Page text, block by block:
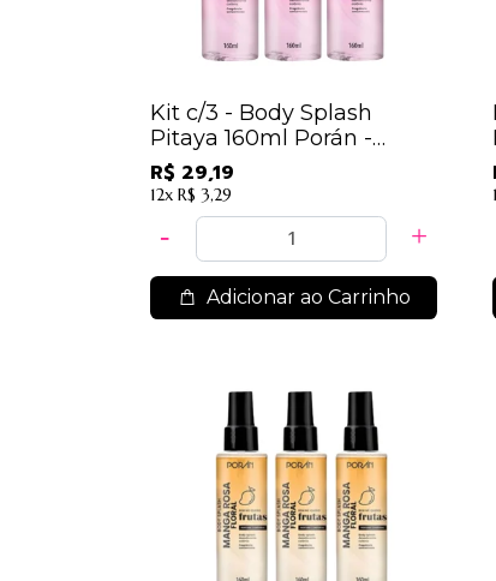
Kit c/3 - Body Splash
Pitaya 160ml Porán -
PR213
R$ 29,19
12x R$ 3,29
Adicionar ao Carrinho